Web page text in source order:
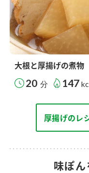
大根と厚揚げの煮物
20 分 147
厚揚げのレ
味ぽ